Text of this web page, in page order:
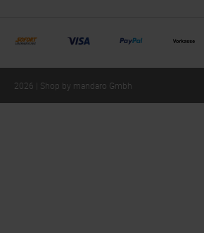
2026 | Shop by mandaro Gmbh